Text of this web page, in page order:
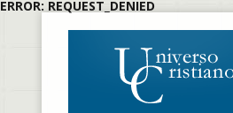
ERROR: REQUEST_DENIED